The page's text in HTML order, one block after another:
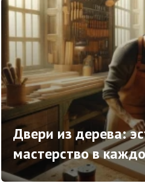
Двери из дерева:
мастерство в